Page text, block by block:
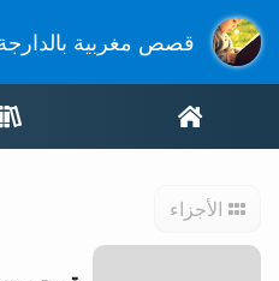
قصص مغربية
الصفحة الرئيسية
الأجزاء